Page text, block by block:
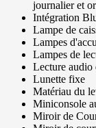
journalier et
Intégration
Lampe de
Lampes
Lampes de
Lecture audio
Lunette fixe
Matériau du
Miniconsole
Miroir de